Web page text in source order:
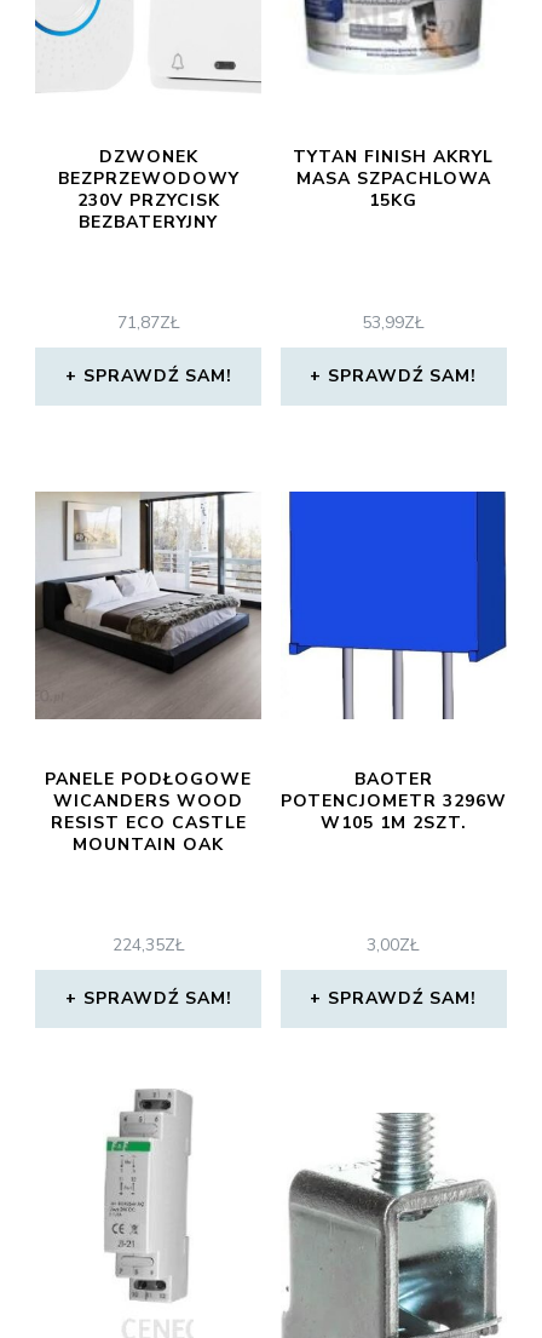
DZWONEK
BEZPRZEWODOWY
230V PRZYCISK
BEZBATERYJNY
71,87ZŁ
SPRAWDŹ SAM!
TYTAN FINISH AKRYL
MASA SZPACHLOWA
15KG
53,99ZŁ
SPRAWDŹ SAM!
PANELE PODŁOGOWE
WICANDERS WOOD
RESIST ECO CASTLE
MOUNTAIN OAK
224,35ZŁ
SPRAWDŹ SAM!
BAOTER
POTENCJOMETR 3296W
W105 1M 2SZT.
3,00ZŁ
SPRAWDŹ SAM!